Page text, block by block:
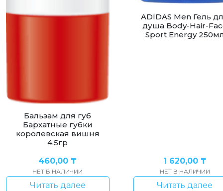
Бальзам для губ
Бархатные губки
королевская вишня
4.5гр
460,00 ₸
НЕТ В НАЛИЧИИ
Читать далее
ADIDAS Men Гель
душа Body-Hair-
Sport Energy
1 620,00 ₸
НЕТ В НАЛИЧИИ
Читать далее